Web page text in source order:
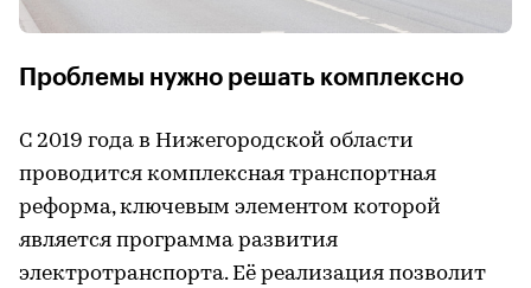
Проблемы нужно решать комплексно
С 2019 года в Нижегородской области
проводится комплексная транспортная
реформа, ключевым элементом которой
является программа развития
электротранспорта. Её реализация позволит